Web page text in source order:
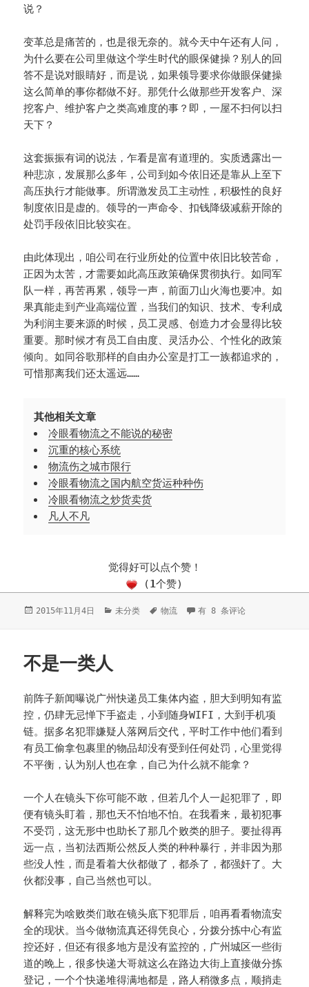
说？
变革总是痛苦的，也是很无奈的。就今天中午还有人问，
为什么要在公司里做这个学生时代的眼保健操？别人的回
答不是说对眼睛好，而是说，如果领导要求你做眼保健操
这么简单的事你都做不好。那凭什么做那些开发客户、深
挖客户、维护客户之类高难度的事？即，一屋不扫何以扫
天下？
这套振振有词的说法，乍看是富有道理的。实质透露出一
种悲凉，发展那么多年，公司到如今依旧还是靠从上至下
高压执行才能做事。所谓激发员工主动性，积极性的良好
制度依旧是虚的。领导的一声命令、扣钱降级减薪开除的
处罚手段依旧比较实在。
由此体现出，咱公司在行业所处的位置中依旧比较苦命，
正因为太苦，才需要如此高压政策确保贯彻执行。如同军
队一样，再苦再累，领导一声，前面刀山火海也要冲。如
果真能走到产业高端位置，当我们的知识、技术、专利成
为利润主要来源的时候，员工灵感、创造力才会显得比较
重要。那时候才有员工自由度、灵活办公、个性化的政策
倾向。如同谷歌那样的自由办公室是打工一族都追求的，
可惜那离我们还太遥远……
其他相关文章
冷眼看物流之不能说的秘密
沉重的核心系统
物流伤之城市限行
冷眼看物流之国内航空货运种种伤
冷眼看物流之炒货卖货
凡人不凡
觉得好可以点个赞！
(1个赞)
发
2015年11月4日
分
未分类
标
物流 所谓执行力
有 8 条评论
不是一类人
前阵子新闻曝说广州快递员工集体内盗，胆大到明知有监
控，仍肆无忌惮下手盗走，小到随身WIFI，大到手机项
链。据多名犯罪嫌疑人落网后交代，平时工作中他们看到
有员工偷拿包裹里的物品却没有受到任何处罚，心里觉得
不平衡，认为别人也在拿，自己为什么就不能拿？
一个人在镜头下你可能不敢，但若几个人一起犯罪了，即
便有镜头盯着，那也天不怕地不怕。在我看来，最初犯事
不受罚，这无形中也助长了那几个败类的胆子。要扯得再
远一点，当初法西斯公然反人类的种种暴行，并非因为那
些没人性，而是看着大伙都做了，都杀了，都强奸了。大
伙都没事，自己当然也可以。
解释完为啥败类们敢在镜头底下犯罪后，咱再看看物流安
全的现状。当今做物流真还得凭良心，分拨分拣中心有监
控还好，但还有很多地方是没有监控的，广州城区一些街
道的晚上，很多快递大哥就这么在路边大街上直接做分拣
登记，一个个快递堆得满地都是，路人稍微多点，顺捎走